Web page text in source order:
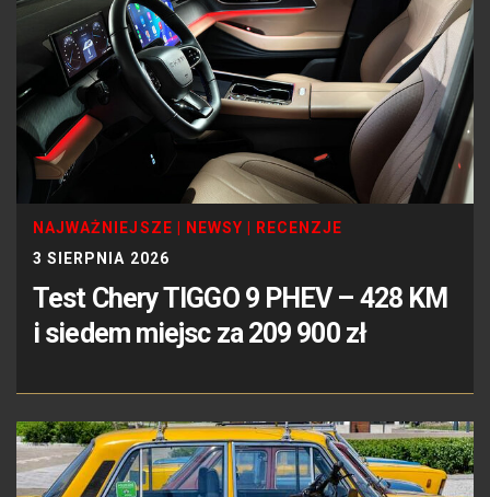
NAJWAŻNIEJSZE NEWSY
RECENZJE
3 SIERPNIA 2026
Test Chery TIGGO 9 PHEV – 428 KM
i siedem miejsc za 209 900 zł